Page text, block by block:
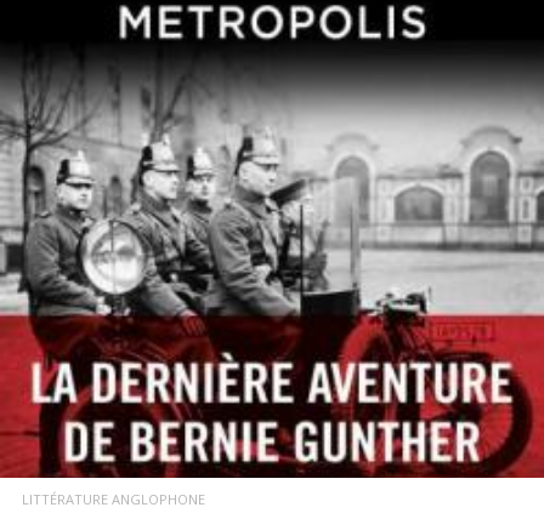
LIRE LA SUITE
LITTÉRATURE ANGLOPHONE